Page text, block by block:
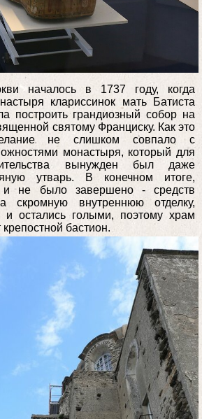
началось в 1737 году, когда
клариссинок мать Батиста
построить грандиозный собор на
святому Франциску. Как это
не слишком совпало с
монастыря, который для
вынужден был даже
утварь. В конечном итоге,
и не было завершено - средств
скромную внутреннюю отделку,
и остались голыми, поэтому храм
бастион.